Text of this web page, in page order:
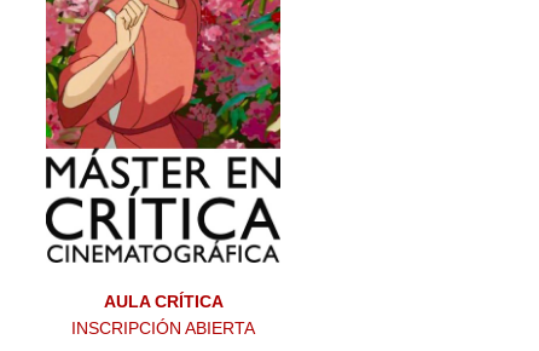
AULA CRÍTICA
INSCRIPCIÓN ABIERTA